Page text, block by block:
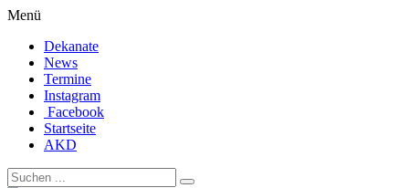
Menü
Dekanate
News
Termine
Instagram
Facebook
Startseite
AKD